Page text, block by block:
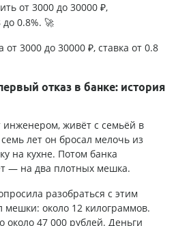
от 3000 до 30000 ₽,
0.8%. 🚀
от 3000 до 30000 ₽, ставка от 0.8
отказ в банке: история
инженером, живёт с семьёй в
лет он бросал мелочь из
на кухне. Потом банка
— на два плотных мешка.
разобраться с этим
мешки: около 12 килограммов.
47 000 рублей. Деньги